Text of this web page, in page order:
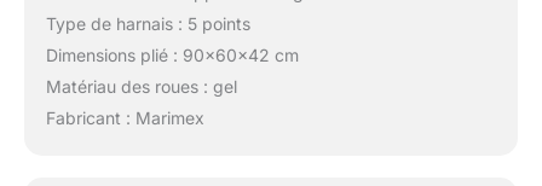
Type de harnais : 5 points
Dimensions plié : 90x60x42 cm
Matériau des roues : gel
Fabricant : Marimex